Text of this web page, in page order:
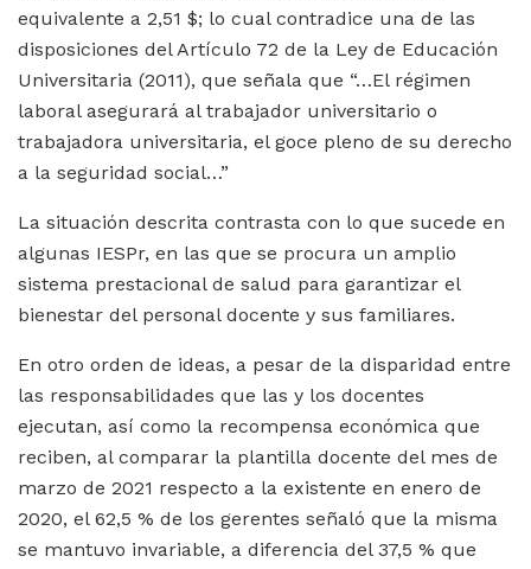
equivalente a 2,51 $; lo cual contradice una de las
disposiciones del Artículo 72 de la Ley de Educación
Universitaria (2011), que señala que “…El régimen
laboral asegurará al trabajador universitario o
trabajadora universitaria, el goce pleno de su derecho
a la seguridad social…”
La situación descrita contrasta con lo que sucede en
algunas IESPr, en las que se procura un amplio
sistema prestacional de salud para garantizar el
bienestar del personal docente y sus familiares.
En otro orden de ideas, a pesar de la disparidad entre
las responsabilidades que las y los docentes
ejecutan, así como la recompensa económica que
reciben, al comparar la plantilla docente del mes de
marzo de 2021 respecto a la existente en enero de
2020, el 62,5 % de los gerentes señaló que la misma
se mantuvo invariable, a diferencia del 37,5 % que